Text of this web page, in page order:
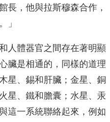
長，他與拉斯穆森合作，
」
人體器官之間存在著明顯
臟是相通的，同樣的道理
星、錫和肝臟；金星、銅
星、鐵和膽囊；水星、汞
這一系統聯絡起來，例如